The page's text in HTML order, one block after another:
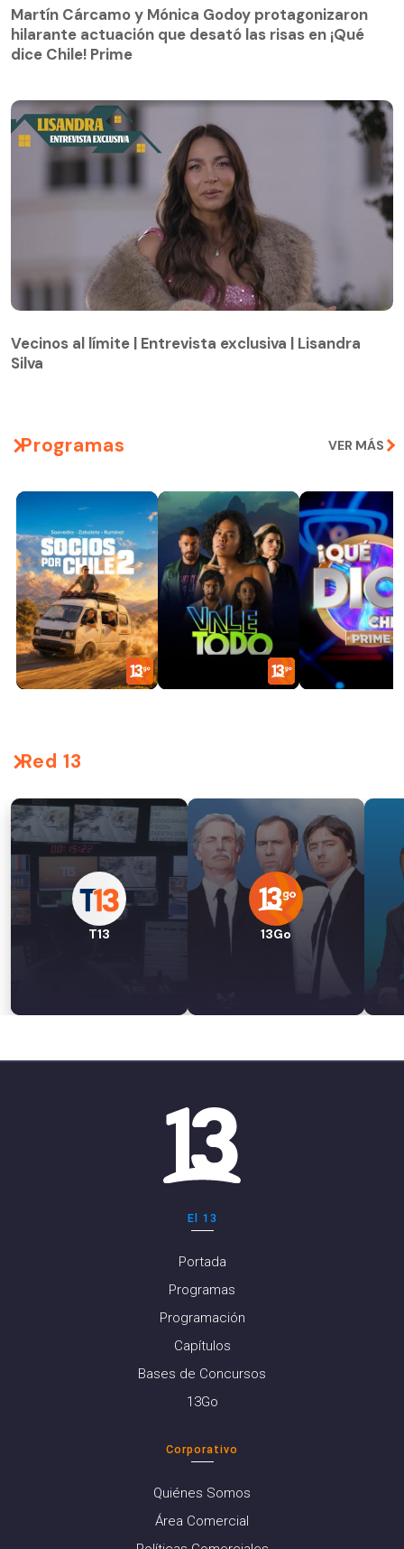
hilarante actuación que desató las risas en ¡Qué
dice Chile! Prime
Martín Cárcamo y Mónica Godoy protagonizaron
hilarante actuación que desató las risas en ¡Qué
dice Chile! Prime
Silva
Vecinos al límite | Entrevista exclusiva | Lisandra
Silva
Programas VER MÁS
Red 13
T13 13Go
El 13
Portada
Programas
Programación
Capítulos
Bases de Concursos
13Go
Corporativo
Quiénes Somos
Área Comercial